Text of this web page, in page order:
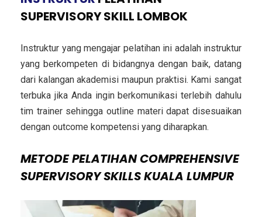
SUPERVISORY SKILL LOMBOK
Instruktur yang mengajar pelatihan ini adalah instruktur
yang berkompeten di bidangnya dengan baik, datang
dari kalangan akademisi maupun praktisi. Kami sangat
terbuka jika Anda ingin berkomunikasi terlebih dahulu
tim trainer sehingga outline materi dapat disesuaikan
dengan outcome kompetensi yang diharapkan.
METODEPELATIHAN COMPREHENSIVE
SUPERVISORY SKILLS KUALA LUMPUR